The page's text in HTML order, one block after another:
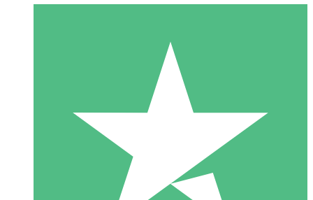
Paquetes de Créditos Individuales
Paga según el uso con créditos de descarga. Sin compromiso
10 00